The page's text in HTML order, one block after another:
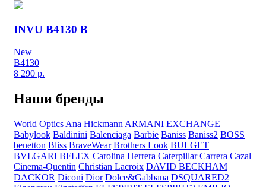
INVU B4130 B
New
B4130
8 290 р.
Наши бренды
World Optics Ana Hickmann ARMANI EXCHANGE
Babylook Baldinini Balenciaga Barbie Baniss Baniss2 BOSS
benetton Bliss BraveWear Brothers Look BULGET
BVLGARI BFLEX Carolina Herrera Caterpillar Carrera Cazal
Cinema-Quentin Christian Lacroix DAVID BECKHAM
DACKOR Diconi Dior Dolce&Gabbana DSQUARED2